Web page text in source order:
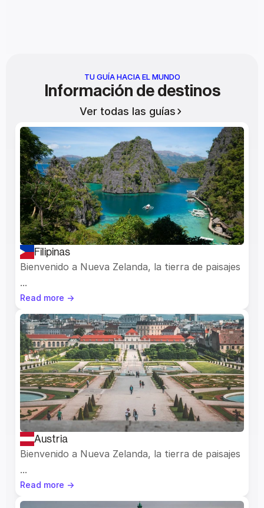
TU GUÍA HACIA EL MUNDO
Información de destinos
Ver todas las guías
Filipinas
Bienvenido a Nueva Zelanda, la tierra de paisajes
...
Read more ->
Austria
Bienvenido a Nueva Zelanda, la tierra de paisajes
...
Read more ->